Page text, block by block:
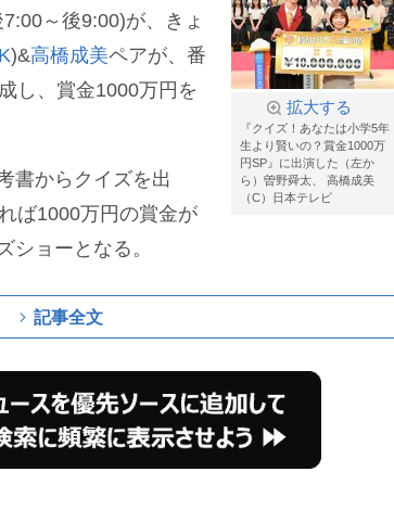
拡大する
『クイズ！あなたは小学5年
生より賢いの？賞金1000万
円SP』に出演した（左か
ら）曽野舜太、 高橋成美
（C）日本テレビ
～後9:00)が、きょ
)&高橋成美ペアが、番
し、賞金1000万円を
書からクイズを出
ば1000万円の賞金が
ショーとなる。
記事全文